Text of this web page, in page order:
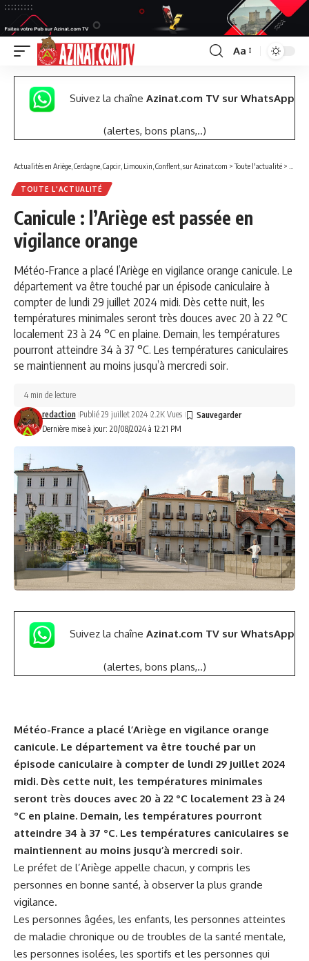
Font
Resizer
Aa
Suivez la chaîne Azinat.com TV sur WhatsApp
(alertes, bons plans,..)
Actualités en Ariège, Cerdagne, Capcir, Limouxin, Conflent, sur Azinat.com >Toute l'actualité >
TOUTE L'ACTUALITÉ
Canicule : l’Ariège est passée en
vigilance orange
Météo-France a placé l’Ariège en vigilance orange canicule. Le
département va être touché par un épisode caniculaire à
compter de lundi 29 juillet 2024 midi. Dès cette nuit, les
températures minimales seront très douces avec 20 à 22 °C
localement 23 à 24 °C en plaine. Demain, les températures
pourront atteindre 34 à 37 °C. Les températures caniculaires
se maintiennent au moins jusqu’à mercredi soir.
Dernière mise à jour: 20/08/2024 à 12:21 PM
redaction Publié 29 juillet 2024 2.2K Vues
4 min de lecture
Suivez la chaîne Azinat.com TV sur WhatsApp
(alertes, bons plans,..)
Météo-France a placé l’Ariège en vigilance orange
canicule. Le département va être touché par un
épisode caniculaire à compter de lundi 29 juillet 2024
midi. Dès cette nuit, les températures minimales
seront très douces avec 20 à 22 °C localement 23 à 24
°C en plaine. Demain, les températures pourront
atteindre 34 à 37 °C. Les températures caniculaires se
maintiennent au moins jusqu’à mercredi soir.
Le préfet de l’Ariège appelle chacun, y compris les
personnes en bonne santé, à observer la plus grande
vigilance.
Les personnes âgées, les enfants, les personnes atteintes
de maladie chronique ou de troubles de la santé mentale,
les personnes isolées, les sportifs et les personnes qui